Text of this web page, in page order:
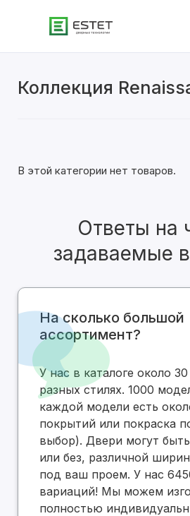
Коллекция
Современные
С патиной
Глянцевые
В этой категории нет товаров.
Ответы на
задаваемые
На сколько большой
ассортимент?
У нас в каталоге около
разных стилях. 1000
каждой модели есть
покрытий или покраска
выбор). Двери могут
или без, различной
под ваш проем. У нас
вариаций! Мы можем
полностью